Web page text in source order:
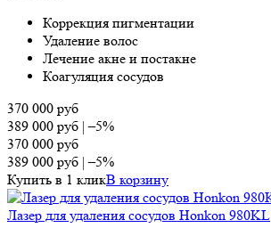
Коррекция пигментации
Удаление волос
Лечение акне и постакне
Коагуляция сосудов
370 000 руб
389 000 руб |–5%
370 000 руб
389 000 руб |–5%
Купить в 1 кликВ корзину
Лазер для удаления сосудов Honkon 980KL